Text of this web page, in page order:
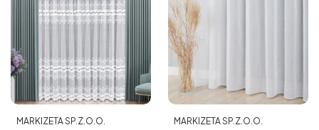
PRODUCENT
MARKIZETA SP.Z.O.O. PRODUCENT
MARKIZETA SP.Z.O.O.